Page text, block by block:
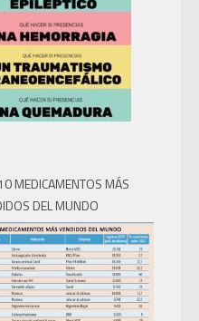
MEDICAMENTOS MÁS
DEL MUNDO